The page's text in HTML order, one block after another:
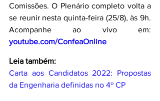
Comissões. O Plenário completo volta a
se reunir nesta quinta-feira (25/8), às 9h.
youtube.com/ConfeaOnline
Leia também:
Carta aos Candidatos 2022: Propostas
da Engenharia definidas no 4º CP